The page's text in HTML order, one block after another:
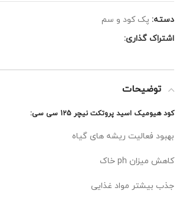
دسته: پک کود و سم
اشتراک گذاری:
توضیحات
کود هیومیک اسید پروتکت نیچر 125 سی سی:
بهبود فعالیت ریشه های گیاه
کاهش میزان ph خاک
جذب بیشتر مواد غذایی